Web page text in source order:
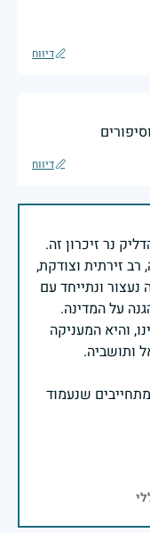
דיווח
דיווח
נר זיכרון זה.
זירתית וצודקת,
ונתייחד עם
על המדינה.
והיא המעניקה
שנעמוד